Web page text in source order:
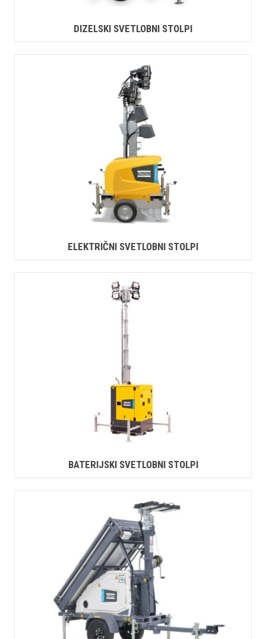
DIZELSKI SVETLOBNI STOLPI
ELEKTRIČNI SVETLOBNI STOLPI
BATERIJSKI SVETLOBNI STOLPI